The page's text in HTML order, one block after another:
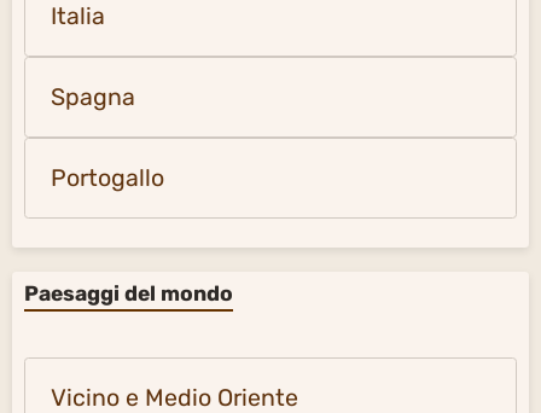
Italia
Spagna
Portogallo
Paesaggi del mondo
Vicino e Medio Oriente